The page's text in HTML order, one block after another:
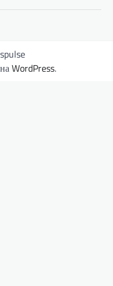
WordPress.